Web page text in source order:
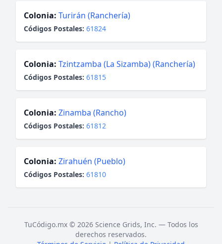
Colonia: Turirán (Ranchería)
Códigos Postales: 61824
Colonia: Tzintzamba (La Sizamba) (Ranchería)
Códigos Postales: 61815
Colonia: Zinamba (Rancho)
Códigos Postales: 61812
Colonia: Zirahuén (Pueblo)
Códigos Postales: 61810
TuCódigo.mx © 2026 Science Grids, Inc. — Todos los
derechos reservados.